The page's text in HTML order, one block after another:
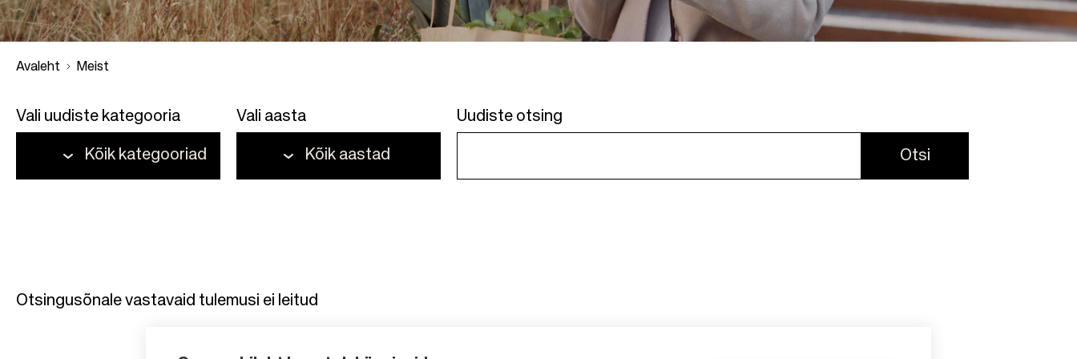
B
r
d
Avaleht Meist
Vali uudiste kategooria
Kõik kategooriad
Vali aasta
Kõik aastad
Uudiste otsing
Otsingusõnale vastavaid tulemusi ei leitud